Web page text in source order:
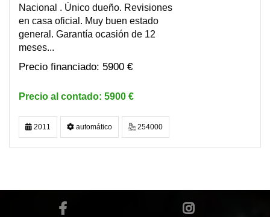
Nacional . Único dueño. Revisiones
en casa oficial. Muy buen estado
general. Garantía ocasión de 12
meses...
5900 €
5900 €
2011 automático 254000